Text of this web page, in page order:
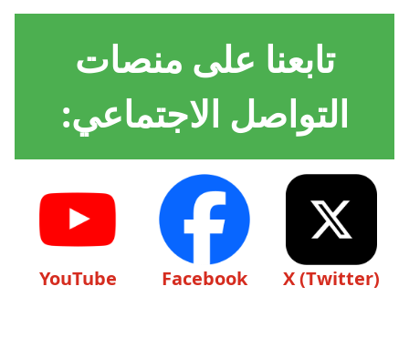
تابعنا على منصات
التواصل الاجتماعي:
X (Twitter)
Facebook
YouTube